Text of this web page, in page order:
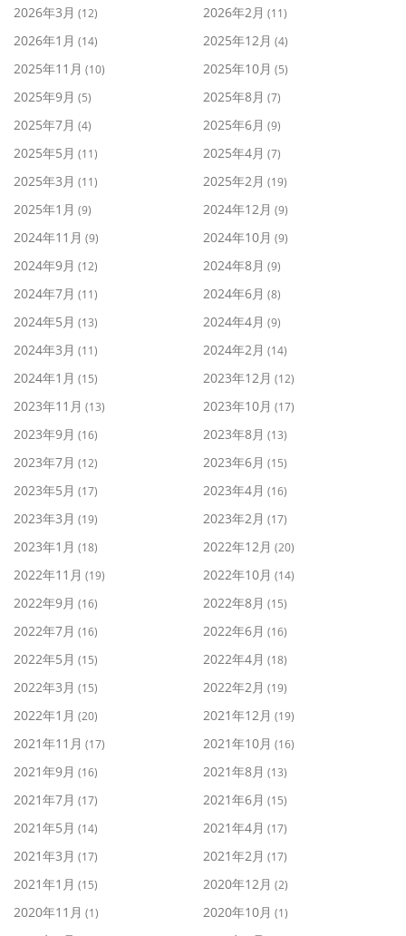
2026年3月 (12) 2026年2月 (11)
2026年1月 (14) 2025年12月 (4)
2025年11月 (10) 2025年10月 (5)
2025年9月 (5) 2025年8月 (7)
2025年7月 (4) 2025年6月 (9)
2025年5月 (11) 2025年4月 (7)
2025年3月 (11) 2025年2月 (19)
2025年1月 (9) 2024年12月 (9)
2024年11月 (9) 2024年10月 (9)
2024年9月 (12) 2024年8月 (9)
2024年7月 (11) 2024年6月 (8)
2024年5月 (13) 2024年4月 (9)
2024年3月 (11) 2024年2月 (14)
2024年1月 (15) 2023年12月 (12)
2023年11月 (13) 2023年10月 (17)
2023年9月 (16) 2023年8月 (13)
2023年7月 (12) 2023年6月 (15)
2023年5月 (17) 2023年4月 (16)
2023年3月 (19) 2023年2月 (17)
2023年1月 (18) 2022年12月 (20)
2022年11月 (19) 2022年10月 (14)
2022年9月 (16) 2022年8月 (15)
2022年7月 (16) 2022年6月 (16)
2022年5月 (15) 2022年4月 (18)
2022年3月 (15) 2022年2月 (19)
2022年1月 (20) 2021年12月 (19)
2021年11月 (17) 2021年10月 (16)
2021年9月 (16) 2021年8月 (13)
2021年7月 (17) 2021年6月 (15)
2021年5月 (14) 2021年4月 (17)
2021年3月 (17) 2021年2月 (17)
2021年1月 (15) 2020年12月 (2)
2020年11月 (1) 2020年10月 (1)